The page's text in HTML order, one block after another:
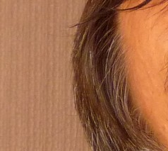
clown